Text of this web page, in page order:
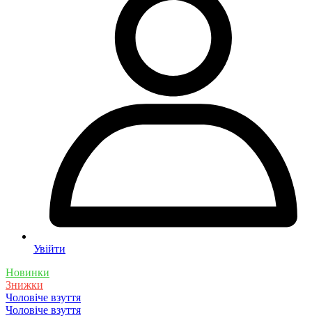
Увійти
Новинки
Знижки
Чоловіче взуття
Чоловіче взуття